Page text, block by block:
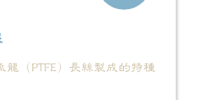
龍（PTFE）長絲製成的特種